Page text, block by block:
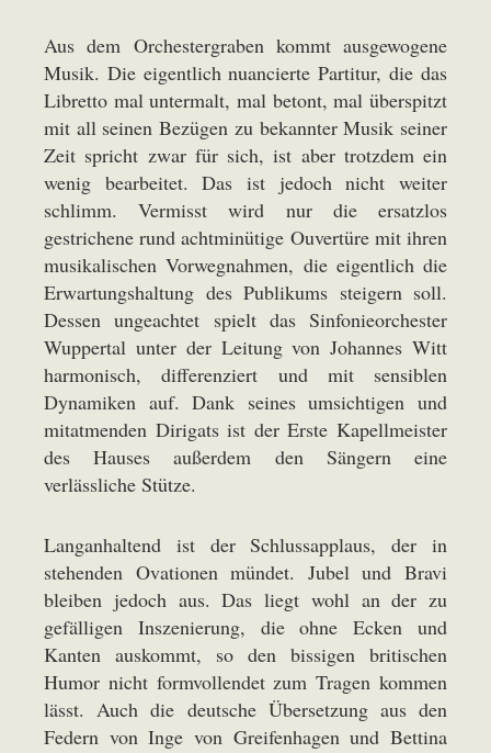
Aus dem Orchestergraben kommt ausgewogene
Musik. Die eigentlich nuancierte Partitur, die das
Libretto mal untermalt, mal betont, mal überspitzt
mit all seinen Bezügen zu bekannter Musik seiner
Zeit spricht zwar für sich, ist aber trotzdem ein
wenig bearbeitet. Das ist jedoch nicht weiter
schlimm. Vermisst wird nur die ersatzlos
gestrichene rund achtminütige Ouvertüre mit ihren
musikalischen Vorwegnahmen, die eigentlich die
Erwartungshaltung des Publikums steigern soll.
Dessen ungeachtet spielt das Sinfonieorchester
Wuppertal unter der Leitung von Johannes Witt
harmonisch, differenziert und mit sensiblen
Dynamiken auf. Dank seines umsichtigen und
mitatmenden Dirigats ist der Erste Kapellmeister
des Hauses außerdem den Sängern eine
verlässliche Stütze.
Langanhaltend ist der Schlussapplaus, der in
stehenden Ovationen mündet. Jubel und Bravi
bleiben jedoch aus. Das liegt wohl an der zu
gefälligen Inszenierung, die ohne Ecken und
Kanten auskommt, so den bissigen britischen
Humor nicht formvollendet zum Tragen kommen
lässt. Auch die deutsche Übersetzung aus den
Federn von Inge von Greifenhagen und Bettina